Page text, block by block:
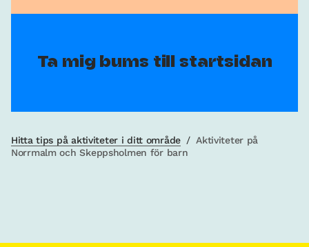
Ta mig bums till startsidan
Hitta tips på aktiviteter i ditt område / Aktiviteter på
Norrmalm och Skeppsholmen för barn